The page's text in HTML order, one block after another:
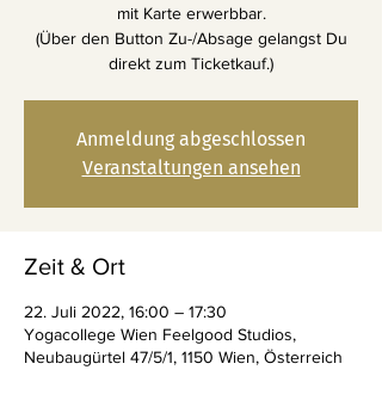
mit Karte erwerbbar.
(Über den Button Zu-/Absage gelangst Du
direkt zum Ticketkauf.)
Anmeldung abgeschlossen
Veranstaltungen ansehen
Zeit & Ort
22. Juli 2022, 16:00 – 17:30
Yogacollege Wien Feelgood Studios,
Neubaugürtel 47/5/1, 1150 Wien, Österreich